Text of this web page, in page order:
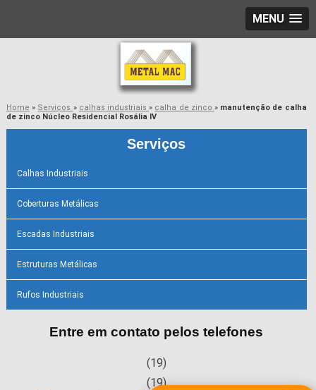
MENU
Home » Serviços » calhas industriais» calha de zinco » manutenção de calha
de zinco Núcleo Residencial Rosália IV
Serviços
Calhas Industriais
Coberturas Metálicas
Escadas Industriais
Estruturas Metálicas
Rufos Industriais
Entre em contato pelos telefones
(19)
(19)